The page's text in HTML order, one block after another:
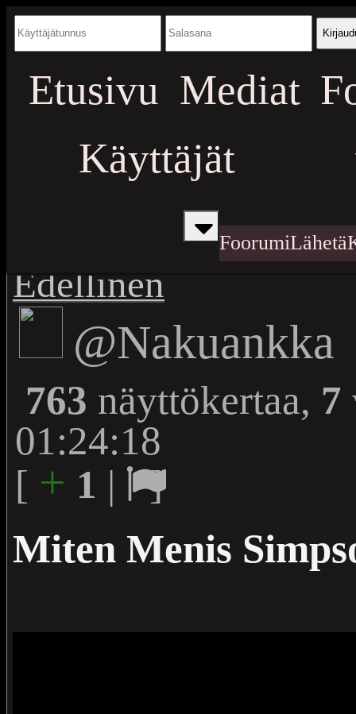
Etusivu Mediat
Käyttäjät
FoorumiLähetä
Edellinen
@Nakuankka
763 näyttökertaa, 7
01:24:18
[ + 1 | ]
Miten Menis